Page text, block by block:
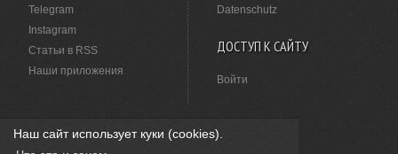
Наш сайт использует куки (cookies).
Telegram
Instagram
Статьи в RSS
Наши приложения
Datenschutz
ДОСТУП К САЙТУ
Войти
НАШЛИ ОПЕЧАТКУ?